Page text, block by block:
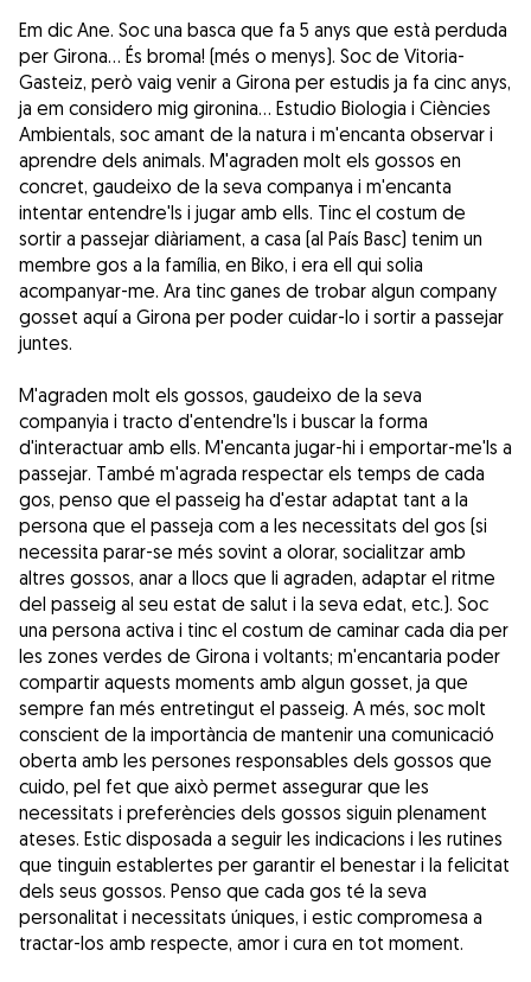
Em dic Ane. Soc una basca que fa 5 anys que està perduda
per Girona... És broma! (més o menys). Soc de Vitoria-
Gasteiz, però vaig venir a Girona per estudis ja fa cinc anys,
ja em considero mig gironina... Estudio Biologia i Ciències
Ambientals, soc amant de la natura i m'encanta observar i
aprendre dels animals. M'agraden molt els gossos en
concret, gaudeixo de la seva companya i m'encanta
intentar entendre'ls i jugar amb ells. Tinc el costum de
sortir a passejar diàriament, a casa (al País Basc) tenim un
membre gos a la família, en Biko, i era ell qui solia
acompanyar-me. Ara tinc ganes de trobar algun company
gosset aquí a Girona per poder cuidar-lo i sortir a passejar
juntes.
M'agraden molt els gossos, gaudeixo de la seva
companyia i tracto d'entendre'ls i buscar la forma
d'interactuar amb ells. M'encanta jugar-hi i emportar-me'ls a
passejar. També m'agrada respectar els temps de cada
gos, penso que el passeig ha d'estar adaptat tant a la
persona que el passeja com a les necessitats del gos (si
necessita parar-se més sovint a olorar, socialitzar amb
altres gossos, anar a llocs que li agraden, adaptar el ritme
del passeig al seu estat de salut i la seva edat, etc.). Soc
una persona activa i tinc el costum de caminar cada dia per
les zones verdes de Girona i voltants; m'encantaria poder
compartir aquests moments amb algun gosset, ja que
sempre fan més entretingut el passeig. A més, soc molt
conscient de la importància de mantenir una comunicació
oberta amb les persones responsables dels gossos que
cuido, pel fet que això permet assegurar que les
necessitats i preferències dels gossos siguin plenament
ateses. Estic disposada a seguir les indicacions i les rutines
que tinguin establertes per garantir el benestar i la felicitat
dels seus gossos. Penso que cada gos té la seva
personalitat i necessitats úniques, i estic compromesa a
tractar-los amb respecte, amor i cura en tot moment.